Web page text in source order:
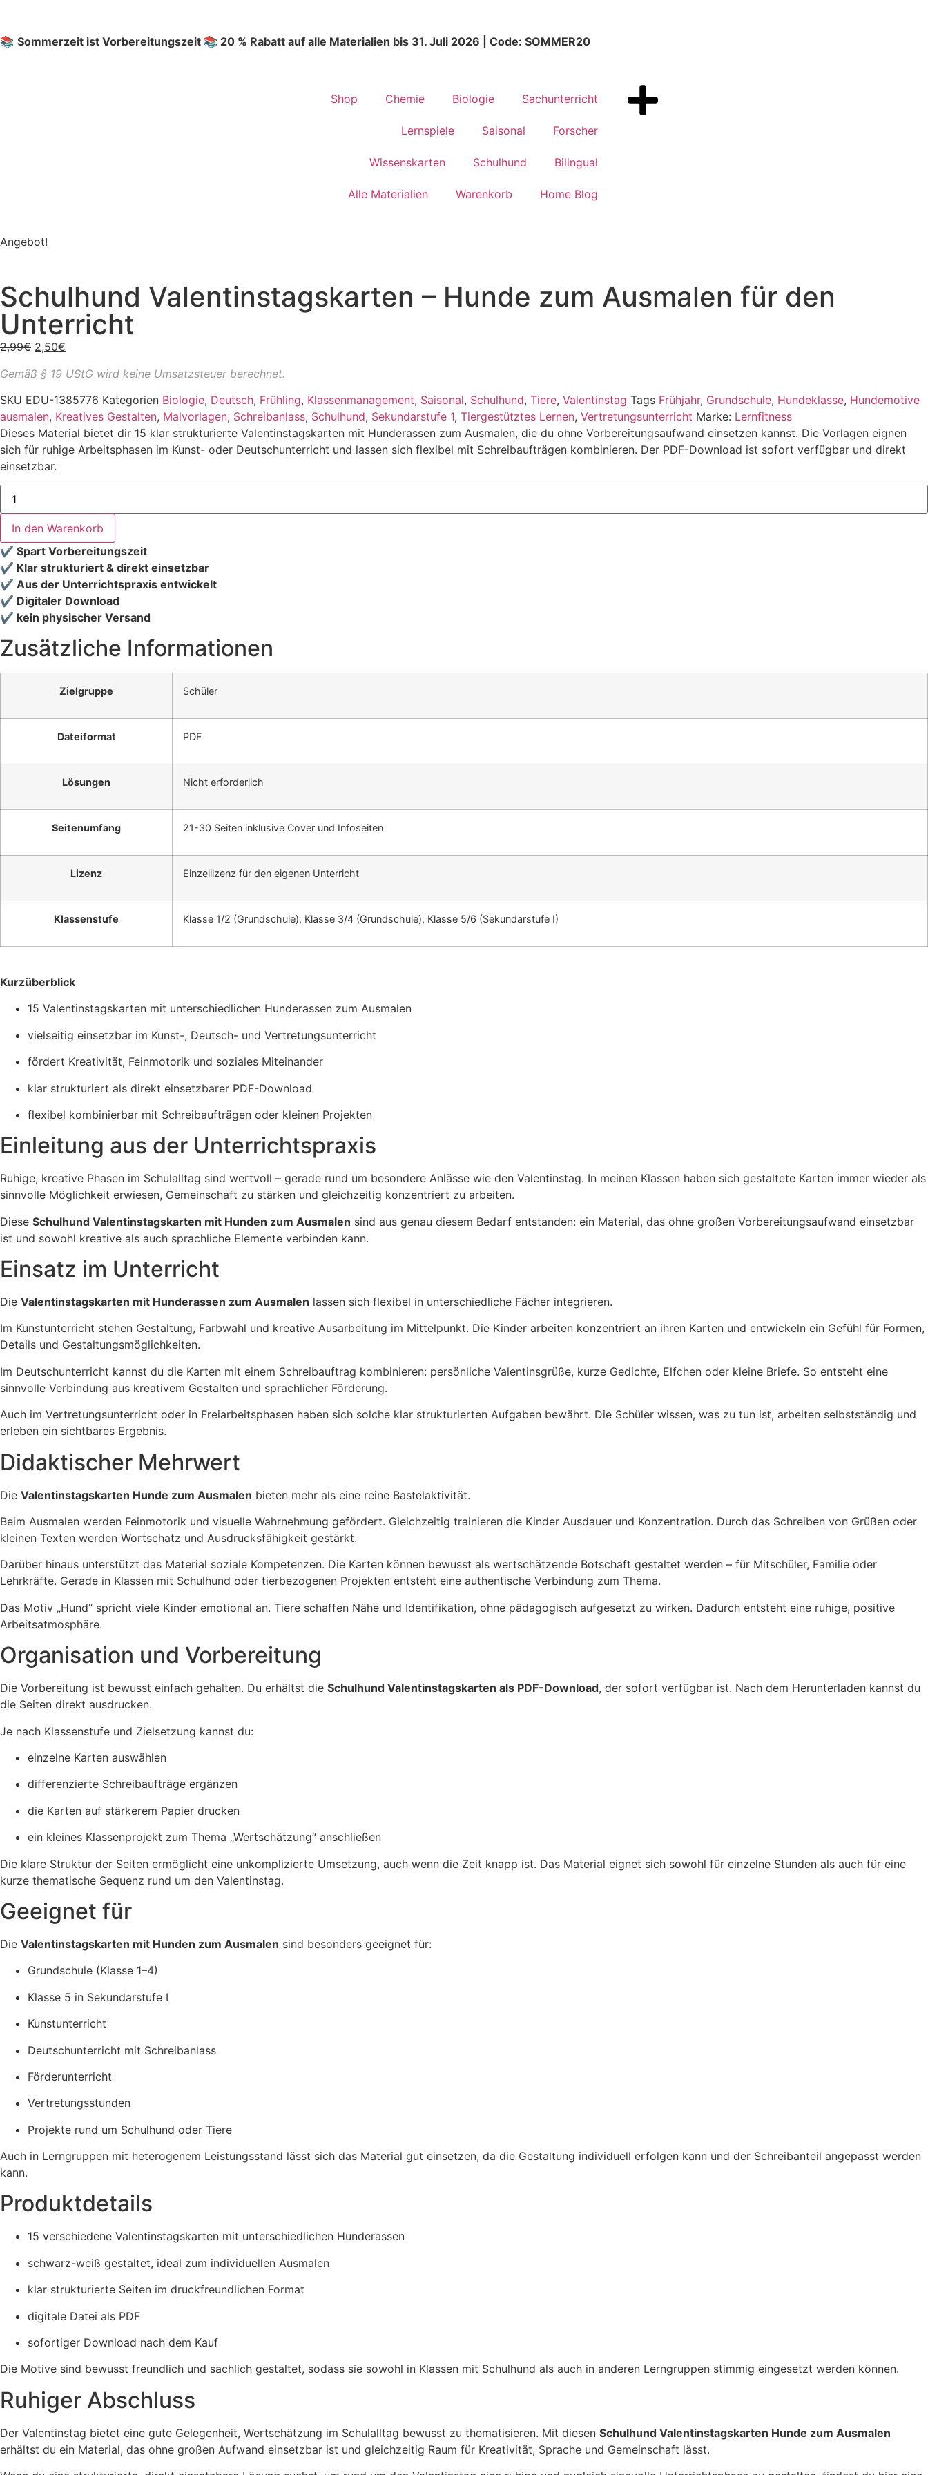
📚 Sommerzeit ist Vorbereitungszeit 📚 20 % Rabatt auf alle Materialien bis 31. Juli 2026 | Code: SOMMER20
Shop Chemie Biologie Sachunterricht
Lernspiele Saisonal Forscher
Wissenskarten Schulhund Bilingual
Alle Materialien Warenkorb Home Blog
Angebot!
Schulhund Valentinstagskarten – Hunde zum Ausmalen für den
Unterricht
2,99€ 2,50€
Gemäß § 19 UStG wird keine Umsatzsteuer berechnet.
SKU EDU-1385776 Kategorien Biologie, Deutsch, Frühling, Klassenmanagement, Saisonal, Schulhund, Tiere, Valentinstag Tags Frühjahr, Grundschule, Hundeklasse, Hundemotive
ausmalen, Kreatives Gestalten, Malvorlagen, Schreibanlass, Schulhund, Sekundarstufe 1, Tiergestütztes Lernen, Vertretungsunterricht Marke: Lernfitness
Dieses Material bietet dir 15 klar strukturierte Valentinstagskarten mit Hunderassen zum Ausmalen, die du ohne Vorbereitungsaufwand einsetzen kannst. Die Vorlagen eignen
sich für ruhige Arbeitsphasen im Kunst- oder Deutschunterricht und lassen sich flexibel mit Schreibaufträgen kombinieren. Der PDF-Download ist sofort verfügbar und direkt
einsetzbar.
In den Warenkorb
✔ Spart Vorbereitungszeit
✔ Klar strukturiert & direkt einsetzbar
✔ Aus der Unterrichtspraxis entwickelt
✔ Digitaler Download
✔ kein physischer Versand
Zusätzliche Informationen
Zielgruppe Schüler
Dateiformat PDF
Lösungen Nicht erforderlich
Seitenumfang 21-30 Seiten inklusive Cover und Infoseiten
Lizenz Einzellizenz für den eigenen Unterricht
Klassenstufe Klasse 1/2 (Grundschule), Klasse 3/4 (Grundschule), Klasse 5/6 (Sekundarstufe I)
Kurzüberblick
15 Valentinstagskarten mit unterschiedlichen Hunderassen zum Ausmalen
vielseitig einsetzbar im Kunst-, Deutsch- und Vertretungsunterricht
fördert Kreativität, Feinmotorik und soziales Miteinander
klar strukturiert als direkt einsetzbarer PDF-Download
flexibel kombinierbar mit Schreibaufträgen oder kleinen Projekten
Einleitung aus der Unterrichtspraxis
Ruhige, kreative Phasen im Schulalltag sind wertvoll – gerade rund um besondere Anlässe wie den Valentinstag. In meinen Klassen haben sich gestaltete Karten immer wieder als
sinnvolle Möglichkeit erwiesen, Gemeinschaft zu stärken und gleichzeitig konzentriert zu arbeiten.
Diese Schulhund Valentinstagskarten mit Hunden zum Ausmalen sind aus genau diesem Bedarf entstanden: ein Material, das ohne großen Vorbereitungsaufwand einsetzbar
ist und sowohl kreative als auch sprachliche Elemente verbinden kann.
Einsatz im Unterricht
Die Valentinstagskarten mit Hunderassen zum Ausmalen lassen sich flexibel in unterschiedliche Fächer integrieren.
Im Kunstunterricht stehen Gestaltung, Farbwahl und kreative Ausarbeitung im Mittelpunkt. Die Kinder arbeiten konzentriert an ihren Karten und entwickeln ein Gefühl für Formen,
Details und Gestaltungsmöglichkeiten.
Im Deutschunterricht kannst du die Karten mit einem Schreibauftrag kombinieren: persönliche Valentinsgrüße, kurze Gedichte, Elfchen oder kleine Briefe. So entsteht eine
sinnvolle Verbindung aus kreativem Gestalten und sprachlicher Förderung.
Auch im Vertretungsunterricht oder in Freiarbeitsphasen haben sich solche klar strukturierten Aufgaben bewährt. Die Schüler wissen, was zu tun ist, arbeiten selbstständig und
erleben ein sichtbares Ergebnis.
Didaktischer Mehrwert
Die Valentinstagskarten Hunde zum Ausmalen bieten mehr als eine reine Bastelaktivität.
Beim Ausmalen werden Feinmotorik und visuelle Wahrnehmung gefördert. Gleichzeitig trainieren die Kinder Ausdauer und Konzentration. Durch das Schreiben von Grüßen oder
kleinen Texten werden Wortschatz und Ausdrucksfähigkeit gestärkt.
Darüber hinaus unterstützt das Material soziale Kompetenzen. Die Karten können bewusst als wertschätzende Botschaft gestaltet werden – für Mitschüler, Familie oder
Lehrkräfte. Gerade in Klassen mit Schulhund oder tierbezogenen Projekten entsteht eine authentische Verbindung zum Thema.
Das Motiv „Hund“ spricht viele Kinder emotional an. Tiere schaffen Nähe und Identifikation, ohne pädagogisch aufgesetzt zu wirken. Dadurch entsteht eine ruhige, positive
Arbeitsatmosphäre.
Organisation und Vorbereitung
Die Vorbereitung ist bewusst einfach gehalten. Du erhältst die Schulhund Valentinstagskarten als PDF-Download, der sofort verfügbar ist. Nach dem Herunterladen kannst du
die Seiten direkt ausdrucken.
Je nach Klassenstufe und Zielsetzung kannst du:
einzelne Karten auswählen
differenzierte Schreibaufträge ergänzen
die Karten auf stärkerem Papier drucken
ein kleines Klassenprojekt zum Thema „Wertschätzung“ anschließen
Die klare Struktur der Seiten ermöglicht eine unkomplizierte Umsetzung, auch wenn die Zeit knapp ist. Das Material eignet sich sowohl für einzelne Stunden als auch für eine
kurze thematische Sequenz rund um den Valentinstag.
Geeignet für
Die Valentinstagskarten mit Hunden zum Ausmalen sind besonders geeignet für:
Grundschule (Klasse 1–4)
Klasse 5 in Sekundarstufe I
Kunstunterricht
Deutschunterricht mit Schreibanlass
Förderunterricht
Vertretungsstunden
Projekte rund um Schulhund oder Tiere
Auch in Lerngruppen mit heterogenem Leistungsstand lässt sich das Material gut einsetzen, da die Gestaltung individuell erfolgen kann und der Schreibanteil angepasst werden
kann.
Produktdetails
15 verschiedene Valentinstagskarten mit unterschiedlichen Hunderassen
schwarz-weiß gestaltet, ideal zum individuellen Ausmalen
klar strukturierte Seiten im druckfreundlichen Format
digitale Datei als PDF
sofortiger Download nach dem Kauf
Die Motive sind bewusst freundlich und sachlich gestaltet, sodass sie sowohl in Klassen mit Schulhund als auch in anderen Lerngruppen stimmig eingesetzt werden können.
Ruhiger Abschluss
Der Valentinstag bietet eine gute Gelegenheit, Wertschätzung im Schulalltag bewusst zu thematisieren. Mit diesen Schulhund Valentinstagskarten Hunde zum Ausmalen
erhältst du ein Material, das ohne großen Aufwand einsetzbar ist und gleichzeitig Raum für Kreativität, Sprache und Gemeinschaft lässt.